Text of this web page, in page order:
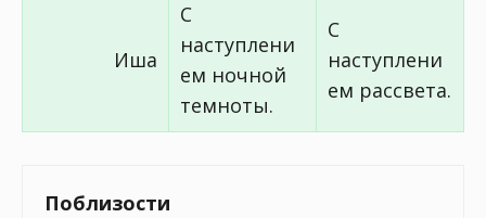
Иша
С
наступлени
ем ночной
темноты.
С
наступлени
ем рассвета.
Поблизости